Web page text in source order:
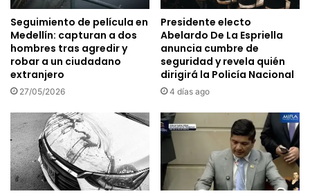
Seguimiento de película en
Medellín: capturan a dos
hombres tras agredir y
robar a un ciudadano
extranjero
27/05/2026
Presidente electo
Abelardo De La Espriella
anuncia cumbre de
seguridad y revela quién
dirigirá la Policía Nacional
4 días ago